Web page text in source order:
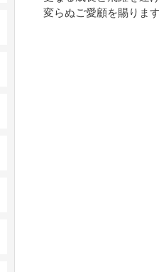
変らぬご愛顧を賜りま